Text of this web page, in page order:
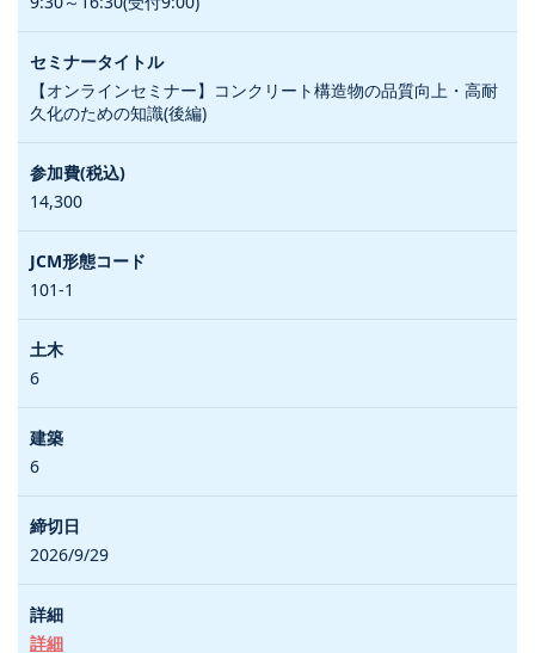
【オンラインセミナー】コンクリート構造物の品質向上・高耐
久化のための知識(後編)
14,300
101-1
6
6
2026/9/29
詳細